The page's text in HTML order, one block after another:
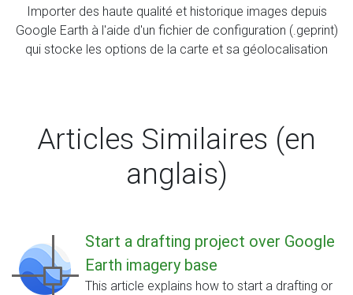
Importer des haute qualité et historique images depuis
Google Earth à l'aide d'un fichier de configuration (.geprint)
qui stocke les options de la carte et sa géolocalisation
Articles Similaires (en
anglais)
Start a drafting project over Google
Earth imagery base
This article explains how to start a drafting or